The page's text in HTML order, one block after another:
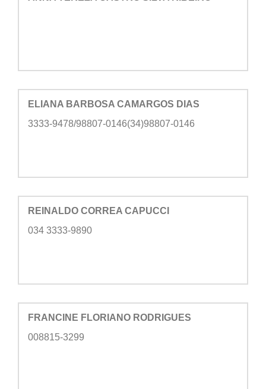
ELIANA BARBOSA CAMARGOS DIAS
3333-9478/98807-0146(34)98807-0146
REINALDO CORREA CAPUCCI
034 3333-9890
FRANCINE FLORIANO RODRIGUES
008815-3299